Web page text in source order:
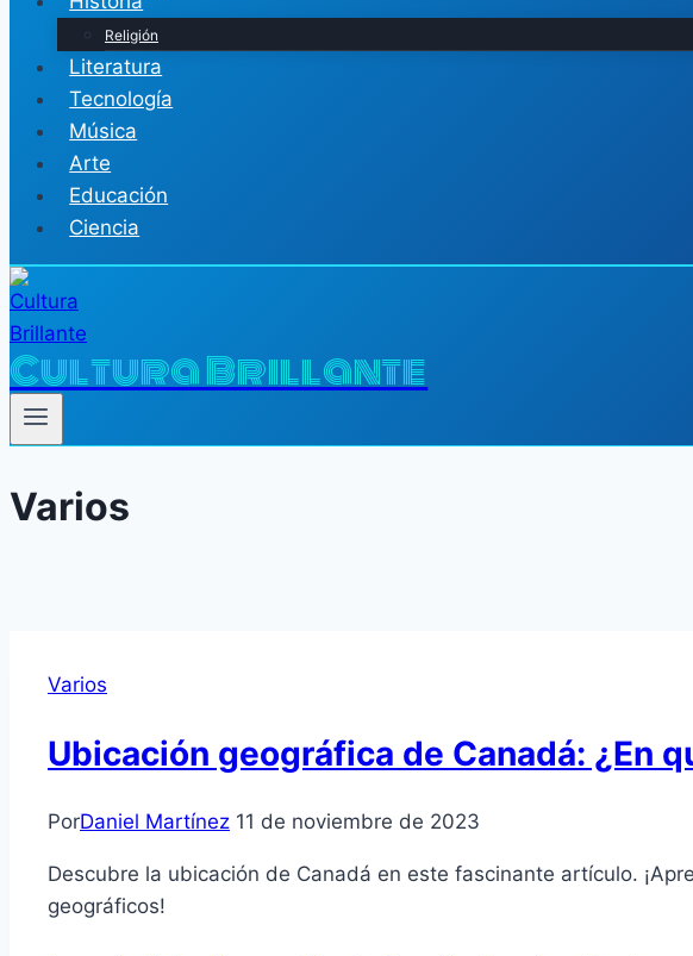
Religión
Literatura
Tecnología
Música
Arte
Educación
Ciencia
Cultura Brillante
Varios
Varios
Ubicación geográfica de Canadá: ¿En
PorDaniel Martínez 11 de noviembre de 2023
Descubre la ubicación de Canadá en este fascinante artículo.
geográficos!